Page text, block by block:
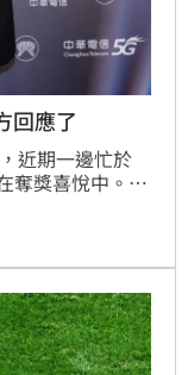
回應了
近期一邊忙於
奪獎喜悅中。不
出，她已規劃